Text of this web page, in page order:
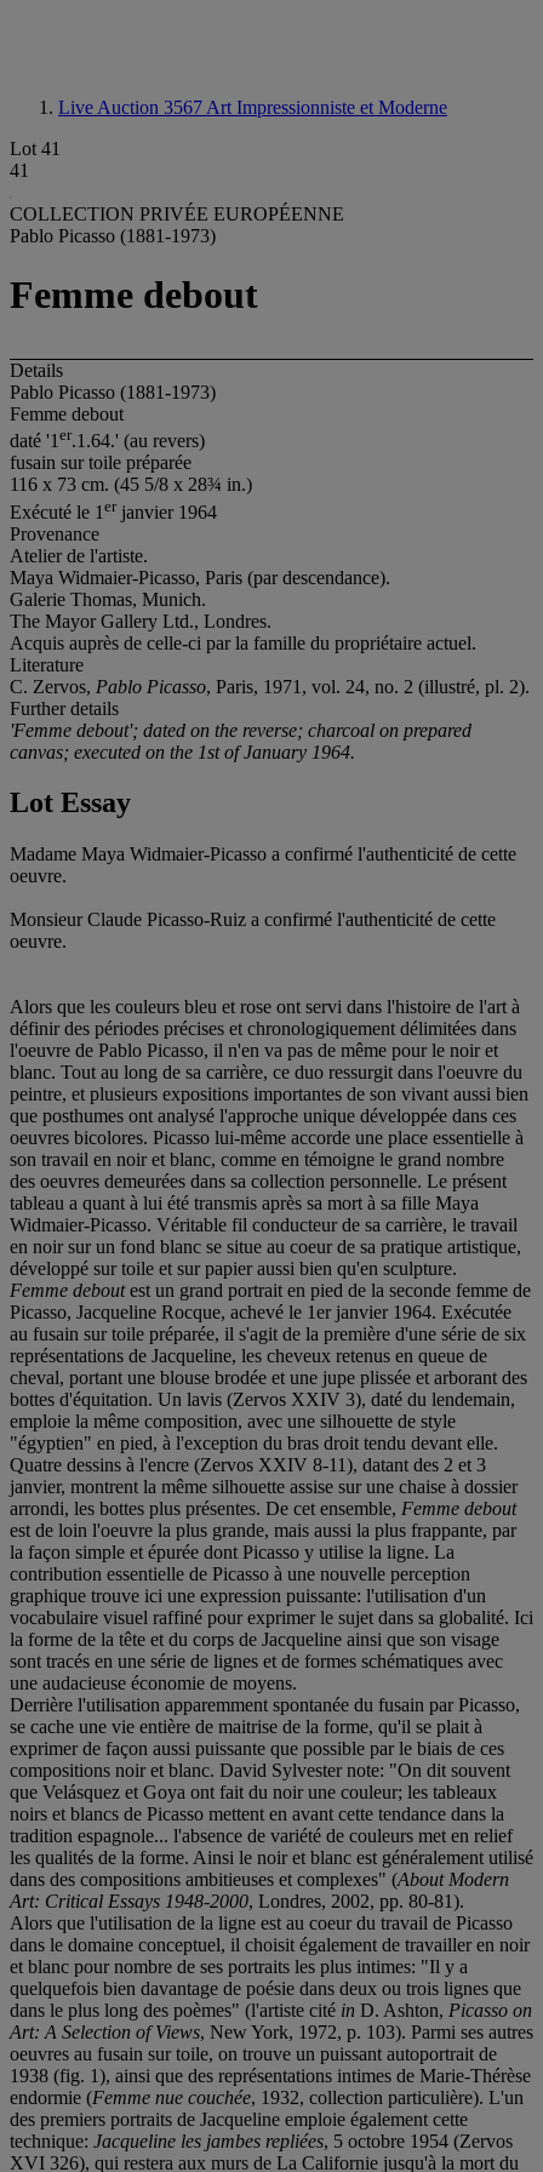
Live Auction 3567 Art Impressionniste et Moderne
Lot 41
41
COLLECTION PRIVÉE EUROPÉENNE
Pablo Picasso (1881-1973)
Femme debout
Details
Pablo Picasso (1881-1973)
Femme debout
daté '1 er.1.64.' (au revers)
fusain sur toile préparée
116 x 73 cm. (45 5/8 x 28¾ in.)
Exécuté le 1 erjanvier 1964
Provenance
Atelier de l'artiste.
Maya Widmaier-Picasso, Paris (par descendance).
Galerie Thomas, Munich.
The Mayor Gallery Ltd., Londres.
Acquis auprès de celle-ci par la famille du propriétaire actuel.
Literature
C. Zervos, Pablo Picasso, Paris, 1971, vol. 24, no. 2 (illustré, pl. 2).
Further details
'Femme debout'; dated on the reverse; charcoal on prepared
canvas; executed on the 1st of January 1964.
Lot Essay
Madame Maya Widmaier-Picasso a confirmé l'authenticité de cette
oeuvre.
Monsieur Claude Picasso-Ruiz a confirmé l'authenticité de cette
oeuvre.
Alors que les couleurs bleu et rose ont servi dans l'histoire de l'art à
définir des périodes précises et chronologiquement délimitées dans
l'oeuvre de Pablo Picasso, il n'en va pas de même pour le noir et
blanc. Tout au long de sa carrière, ce duo ressurgit dans l'oeuvre du
peintre, et plusieurs expositions importantes de son vivant aussi bien
que posthumes ont analysé l'approche unique développée dans ces
oeuvres bicolores. Picasso lui-même accorde une place essentielle à
son travail en noir et blanc, comme en témoigne le grand nombre
des oeuvres demeurées dans sa collection personnelle. Le présent
tableau a quant à lui été transmis après sa mort à sa fille Maya
Widmaier-Picasso. Véritable fil conducteur de sa carrière, le travail
en noir sur un fond blanc se situe au coeur de sa pratique artistique,
développé sur toile et sur papier aussi bien qu'en sculpture.
Femme deboutest un grand portrait en pied de la seconde femme de
Picasso, Jacqueline Rocque, achevé le 1er janvier 1964. Exécutée
au fusain sur toile préparée, il s'agit de la première d'une série de six
représentations de Jacqueline, les cheveux retenus en queue de
cheval, portant une blouse brodée et une jupe plissée et arborant des
bottes d'équitation. Un lavis (Zervos XXIV 3), daté du lendemain,
emploie la même composition, avec une silhouette de style
"égyptien" en pied, à l'exception du bras droit tendu devant elle.
Quatre dessins à l'encre (Zervos XXIV 8-11), datant des 2 et 3
janvier, montrent la même silhouette assise sur une chaise à dossier
arrondi, les bottes plus présentes. De cet ensemble, Femme debout
est de loin l'oeuvre la plus grande, mais aussi la plus frappante, par
la façon simple et épurée dont Picasso y utilise la ligne. La
contribution essentielle de Picasso à une nouvelle perception
graphique trouve ici une expression puissante: l'utilisation d'un
vocabulaire visuel raffiné pour exprimer le sujet dans sa globalité. Ici
la forme de la tête et du corps de Jacqueline ainsi que son visage
sont tracés en une série de lignes et de formes schématiques avec
une audacieuse économie de moyens.
Derrière l'utilisation apparemment spontanée du fusain par Picasso,
se cache une vie entière de maitrise de la forme, qu'il se plait à
exprimer de façon aussi puissante que possible par le biais de ces
compositions noir et blanc. David Sylvester note: "On dit souvent
que Velásquez et Goya ont fait du noir une couleur; les tableaux
noirs et blancs de Picasso mettent en avant cette tendance dans la
tradition espagnole... l'absence de variété de couleurs met en relief
les qualités de la forme. Ainsi le noir et blanc est généralement utilisé
dans des compositions ambitieuses et complexes" (About Modern
Art: Critical Essays 1948-2000, Londres, 2002, pp. 80-81).
Alors que l'utilisation de la ligne est au coeur du travail de Picasso
dans le domaine conceptuel, il choisit également de travailler en noir
et blanc pour nombre de ses portraits les plus intimes: "Il y a
quelquefois bien davantage de poésie dans deux ou trois lignes que
dans le plus long des poèmes" (l'artiste cité in D. Ashton, Picasso on
Art: A Selection of Views, New York, 1972, p. 103). Parmi ses autres
oeuvres au fusain sur toile, on trouve un puissant autoportrait de
1938 (fig. 1), ainsi que des représentations intimes de Marie-Thérèse
endormie (Femme nue couchée, 1932, collection particulière). L'un
des premiers portraits de Jacqueline emploie également cette
technique: Jacqueline les jambes repliées, 5 octobre 1954 (Zervos
XVI 326), qui restera aux murs de La Californie jusqu'à la mort du